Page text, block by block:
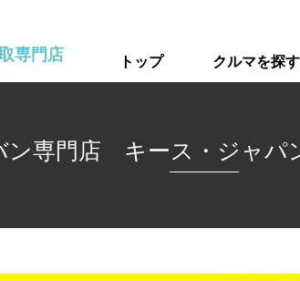
専門店 トップ クルマを探す
ン専門店 キース・ジャパ